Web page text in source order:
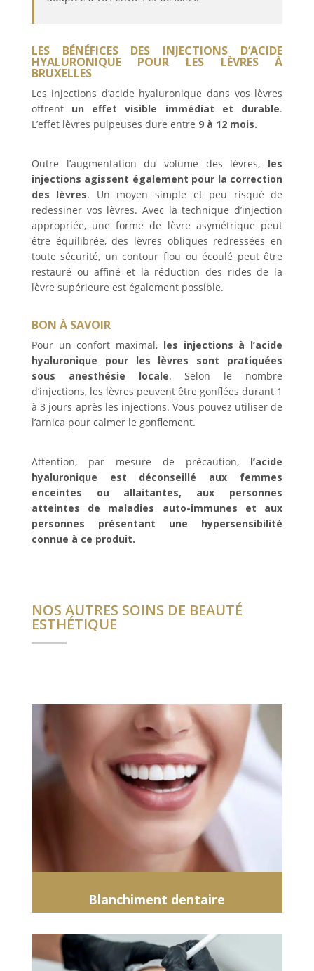
LES BÉNÉFICES DES INJECTIONS D’ACIDE
HYALURONIQUE POUR LES LÈVRES À
BRUXELLES
Les injections d’acide hyaluronique dans vos lèvres
offrent un effet visible immédiat et durable.
L’effet lèvres pulpeuses dure entre 9 à 12 mois.
Outre l’augmentation du volume des lèvres, les
injections agissent également pour la correction
des lèvres. Un moyen simple et peu risqué de
redessiner vos lèvres. Avec la technique d’injection
appropriée, une forme de lèvre asymétrique peut
être équilibrée, des lèvres obliques redressées en
toute sécurité, un contour flou ou écoulé peut être
restauré ou affiné et la réduction des rides de la
lèvre supérieure est également possible.
BON À SAVOIR
Pour un confort maximal, les injections à l’acide
hyaluronique pour les lèvres sont pratiquées
sous anesthésie locale. Selon le nombre
d’injections, les lèvres peuvent être gonflées durant 1
à 3 jours après les injections. Vous pouvez utiliser de
l’arnica pour calmer le gonflement.
Attention, par mesure de précaution, l’acide
hyaluronique est déconseillé aux femmes
enceintes ou allaitantes, aux personnes
atteintes de maladies auto-immunes et aux
personnes présentant une hypersensibilité
connue à ce produit.
NOS AUTRES SOINS DE BEAUTÉ
ESTHÉTIQUE
Blanchiment dentaire